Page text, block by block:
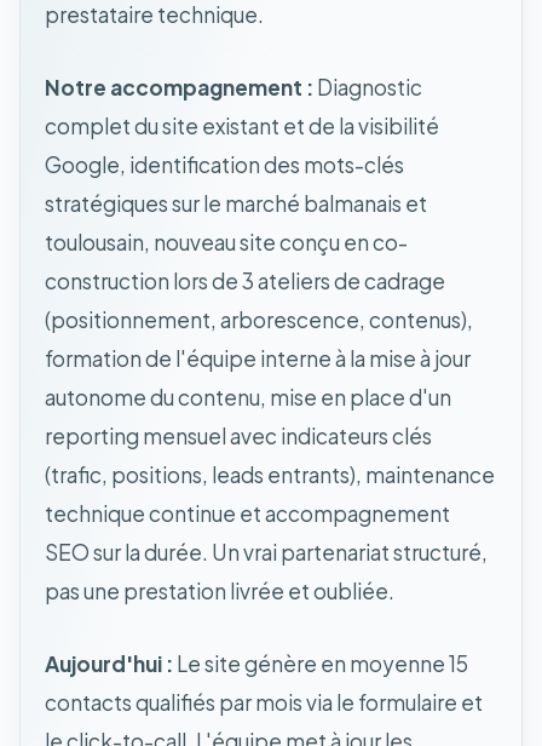
prestataire technique.
Notre accompagnement : Diagnostic
complet du site existant et de la visibilité
Google, identification des mots-clés
stratégiques sur le marché balmanais et
toulousain, nouveau site conçu en co-
construction lors de 3 ateliers de cadrage
(positionnement, arborescence, contenus),
formation de l'équipe interne à la mise à jour
autonome du contenu, mise en place d'un
reporting mensuel avec indicateurs clés
(trafic, positions, leads entrants), maintenance
technique continue et accompagnement
SEO sur la durée. Un vrai partenariat structuré,
pas une prestation livrée et oubliée.
Aujourd'hui : Le site génère en moyenne 15
contacts qualifiés par mois via le formulaire et